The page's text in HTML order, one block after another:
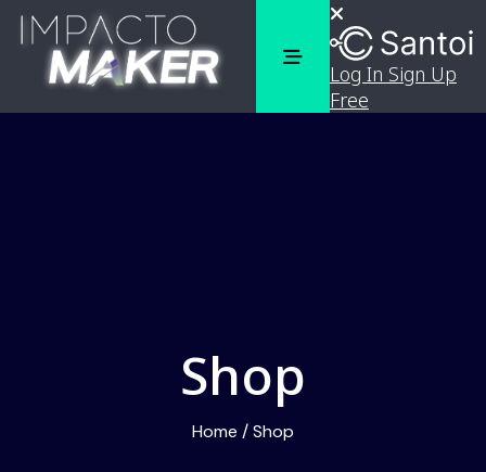
Log In Sign Up
Free
Shop
Home /Shop